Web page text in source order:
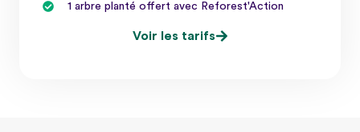
1 arbre planté offert avec Reforest'Action
Voir les tarifs